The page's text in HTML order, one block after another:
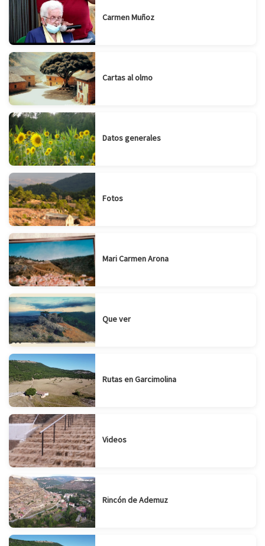
Carmen Muñoz
Cartas al olmo
Datos generales
Fotos
Mari Carmen Arona
Que ver
Rutas en Garcimolina
Videos
Rincón de Ademuz